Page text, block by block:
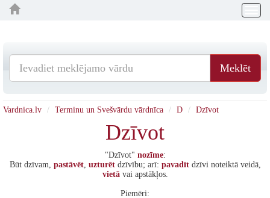
Meklēt
Vardnica.lv Terminu un Svešvārdu vārdnīca D Dzīvot
Dzīvot
"Dzīvot" nozīme:
Būt dzīvam, pastāvēt, uzturētdzīvību; arī: pavadītdzīvi noteiktā veidā,
vietāvai apstākļos.
Piemēri: